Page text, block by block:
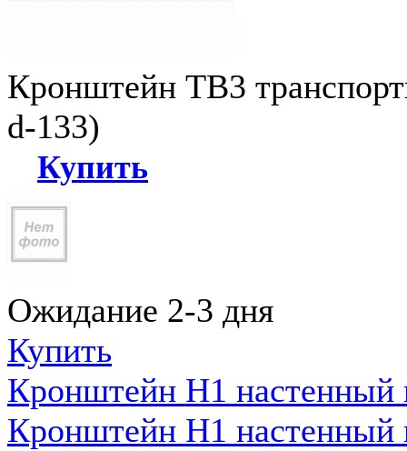
Кронштейн ТВ3
d-133)
Купить
Ожидание 2-3 дня
Купить
Кронштейн Н1
Кронштейн Н1